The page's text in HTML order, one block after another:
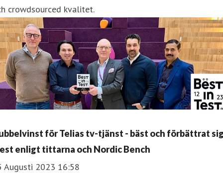
crowdsourced kvalitet.
för Telias tv-tjänst - bäst och förbättrat
enligt tittarna och Nordic Bench
Augusti 2023 16:58